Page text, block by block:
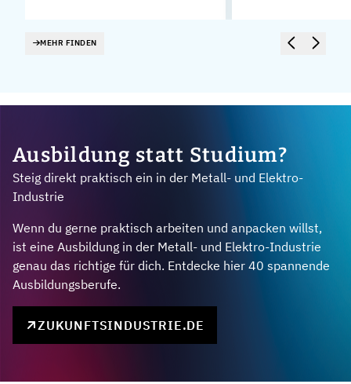
MEHR FINDEN
Ausbildung statt Studium?
Steig direkt praktisch ein in der Metall- und Elektro-
Industrie
Wenn du gerne praktisch arbeiten und anpacken willst,
ist eine Ausbildung in der Metall- und Elektro-Industrie
genau das richtige für dich. Entdecke hier 40 spannende
Ausbildungsberufe.
ZUKUNFTSINDUSTRIE.DE